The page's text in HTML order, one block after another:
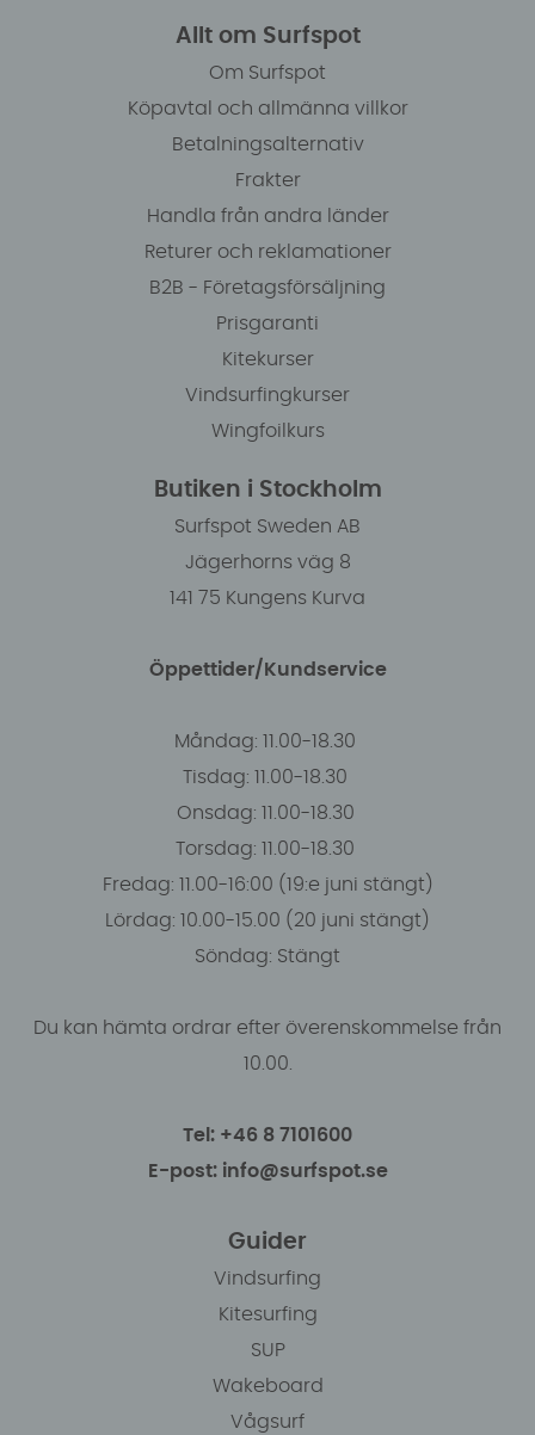
Allt om Surfspot
Om Surfspot
Köpavtal och allmänna villkor
Betalningsalternativ
Frakter
Handla från andra länder
Returer och reklamationer
B2B - Företagsförsäljning
Prisgaranti
Kitekurser
Vindsurfingkurser
Wingfoilkurs
Butiken i Stockholm
Surfspot Sweden AB
Jägerhorns väg 8
141 75 Kungens Kurva
Öppettider/Kundservice
Måndag: 11.00-18.30
Tisdag: 11.00-18.30
Onsdag: 11.00-18.30
Torsdag: 11.00-18.30
Fredag: 11.00-16:00 (19:e juni stängt)
Lördag: 10.00-15.00 (20 juni stängt)
Söndag: Stängt
Du kan hämta ordrar efter överenskommelse från
10.00.
Tel: +46 8 7101600
E-post: info@surfspot.se
Guider
Vindsurfing
Kitesurfing
SUP
Wakeboard
Vågsurf